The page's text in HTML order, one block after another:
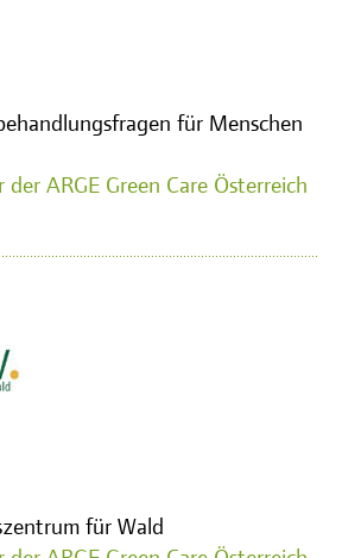
für Menschen
ARGE Green Care Österreich
für Wald